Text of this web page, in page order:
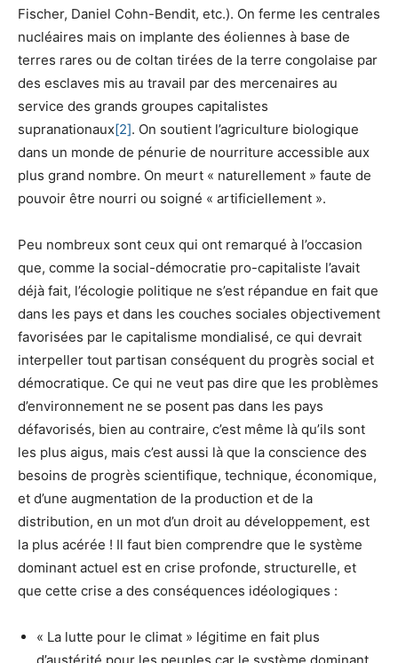
Fischer, Daniel Cohn-Bendit, etc.). On ferme les centrales
nucléaires mais on implante des éoliennes à base de
terres rares ou de coltan tirées de la terre congolaise par
des esclaves mis au travail par des mercenaires au
service des grands groupes capitalistes
supranationaux[2]. On soutient l’agriculture biologique
dans un monde de pénurie de nourriture accessible aux
plus grand nombre. On meurt « naturellement » faute de
pouvoir être nourri ou soigné « artificiellement ».
Peu nombreux sont ceux qui ont remarqué à l’occasion
que, comme la social-démocratie pro-capitaliste l’avait
déjà fait, l’écologie politique ne s’est répandue en fait que
dans les pays et dans les couches sociales objectivement
favorisées par le capitalisme mondialisé, ce qui devrait
interpeller tout partisan conséquent du progrès social et
démocratique. Ce qui ne veut pas dire que les problèmes
d’environnement ne se posent pas dans les pays
défavorisés, bien au contraire, c’est même là qu’ils sont
les plus aigus, mais c’est aussi là que la conscience des
besoins de progrès scientifique, technique, économique,
et d’une augmentation de la production et de la
distribution, en un mot d’un droit au développement, est
la plus acérée ! Il faut bien comprendre que le système
dominant actuel est en crise profonde, structurelle, et
que cette crise a des conséquences idéologiques :
« La lutte pour le climat » légitime en fait plus
d’austérité pour les peuples car le système dominant